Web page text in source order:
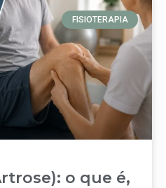
FISIOTERAPIA
o que é,